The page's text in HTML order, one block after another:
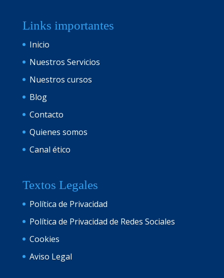
Links importantes
Inicio
Nuestros Servicios
Nuestros cursos
Blog
Contacto
Quienes somos
Canal ético
Textos Legales
Política de Privacidad
Política de Privacidad de Redes Sociales
Cookies
Aviso Legal